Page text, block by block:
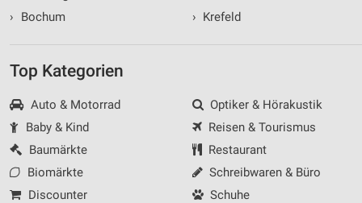
›
Bochum
› Krefeld
Top Kategorien
Auto & Motorrad
Baby & Kind
Baumärkte
Biomärkte
Discounter
Optiker & Hörakustik
Reisen & Tourismus
Restaurant
Schreibwaren & Büro
Schuhe